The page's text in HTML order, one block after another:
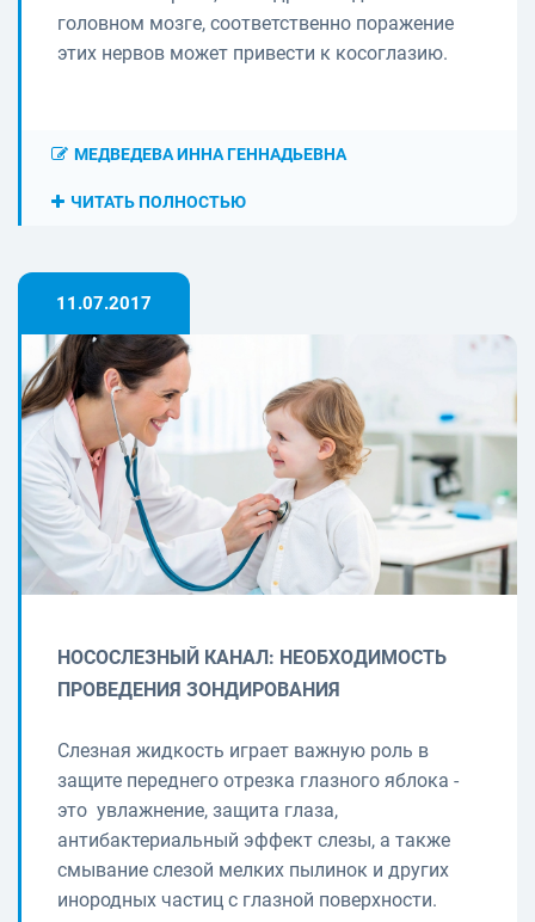
головном мозге, соответственно поражение
этих нервов может привести к косоглазию.
МЕДВЕДЕВА ИННА ГЕННАДЬЕВНА
ЧИТАТЬ ПОЛНОСТЬЮ
11.07.2017
НОСОСЛЕЗНЫЙ КАНАЛ: НЕОБХОДИМОСТЬ
ПРОВЕДЕНИЯ ЗОНДИРОВАНИЯ
Слезная жидкость играет важную роль в
защите переднего отрезка глазного яблока -
это увлажнение, защита глаза,
антибактериальный эффект слезы, а также
смывание слезой мелких пылинок и других
инородных частиц с глазной поверхности.